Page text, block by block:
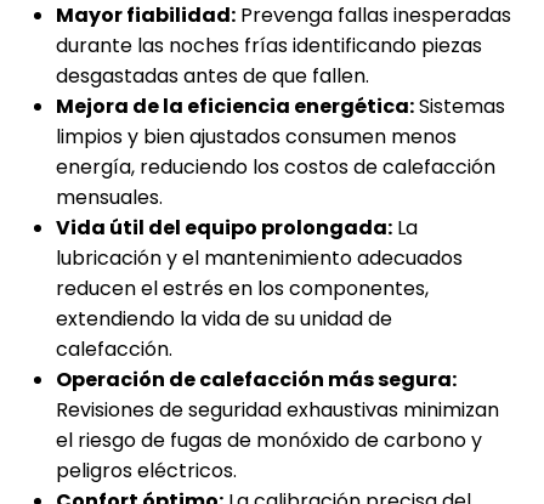
Mayor fiabilidad: Prevenga fallas inesperadas
durante las noches frías identificando piezas
desgastadas antes de que fallen.
Mejora de la eficiencia energética:Sistemas
limpios y bien ajustados consumen menos
energía, reduciendo los costos de calefacción
mensuales.
Vida útil del equipo prolongada: La
lubricación y el mantenimiento adecuados
reducen el estrés en los componentes,
extendiendo la vida de su unidad de
calefacción.
Operación de calefacción más segura:
Revisiones de seguridad exhaustivas minimizan
el riesgo de fugas de monóxido de carbono y
peligros eléctricos.